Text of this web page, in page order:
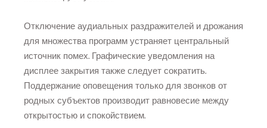
Отключение аудиальных раздражителей и дрожания
для множества программ устраняет центральный
источник помех. Графические уведомления на
дисплее закрытия также следует сократить.
Поддержание оповещения только для звонков от
родных субъектов производит равновесие между
открытостью и спокойствием.